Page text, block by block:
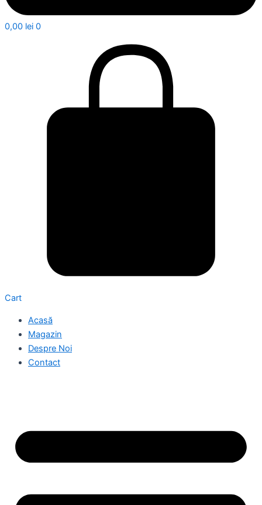
0,00 lei 0
Cart
Acasă
Magazin
Despre Noi
Contact